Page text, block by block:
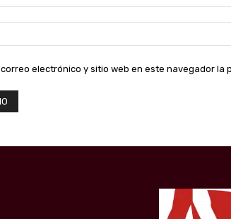
electrónico y sitio web en este navegador la